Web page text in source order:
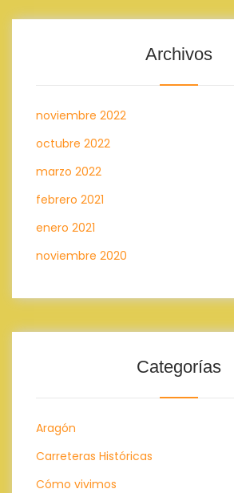
Archivos
noviembre 2022
octubre 2022
marzo 2022
febrero 2021
enero 2021
noviembre 2020
Categorías
Aragón
Carreteras Históricas
Cómo vivimos